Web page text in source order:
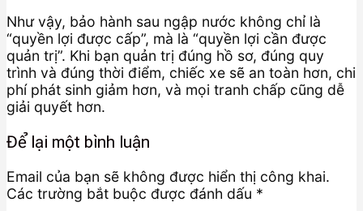
Như vậy, bảo hành sau ngập nước không chỉ là
“quyền lợi được cấp”, mà là “quyền lợi cần được
quản trị”. Khi bạn quản trị đúng hồ sơ, đúng quy
trình và đúng thời điểm, chiếc xe sẽ an toàn hơn, chi
phí phát sinh giảm hơn, và mọi tranh chấp cũng dễ
giải quyết hơn.
Để lại một bình luận
Email của bạn sẽ không được hiển thị công khai.
Các trường bắt buộc được đánh dấu *